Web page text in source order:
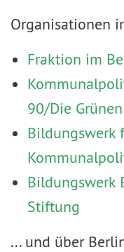
Organisationen
Fraktion im
90/Die Grünen
Bildungswerk
Bildungswerk
Stiftung
... und über